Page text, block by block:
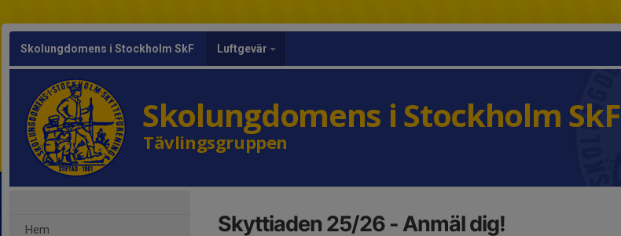
Skolungdomens i Stockholm SkF Luftgevär
Skolungdomens i Stockholm SkF
Tävlingsgruppen
Hem Skyttiaden 25/26 - Anmäl dig!